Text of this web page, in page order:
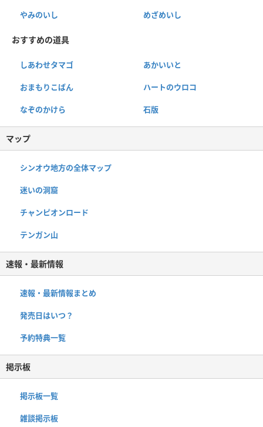
やみのいし めざめいし
おすすめの道具
しあわせタマゴ あかいいと
おまもりこばん ハートのウロコ
なぞのかけら 石版
マップ
シンオウ地方の全体マップ
迷いの洞窟
チャンピオンロード
テンガン山
速報・最新情報
速報・最新情報まとめ
発売日はいつ？
予約特典一覧
掲示板
掲示板一覧
雑談掲示板